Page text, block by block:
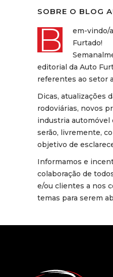
SOBRE O BLOG
B
em-vindo/
Furtado!
editorial da Auto
referentes ao setor
Dicas, atualizações
rodoviárias, novos
industria automóvel
serão, livremente,
objetivo de
Informamos e
colaboração de
e/ou clientes a nos
temas para serem